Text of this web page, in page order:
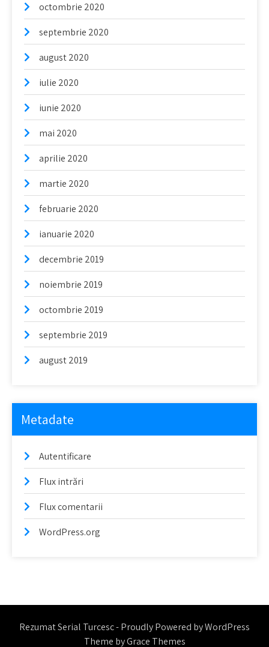
octombrie 2020
septembrie 2020
august 2020
iulie 2020
iunie 2020
mai 2020
aprilie 2020
martie 2020
februarie 2020
ianuarie 2020
decembrie 2019
noiembrie 2019
octombrie 2019
septembrie 2019
august 2019
Metadate
Autentificare
Flux intrări
Flux comentarii
WordPress.org
Rezumat Serial Turcesc - Proudly Powered by WordPress
Theme by Grace Themes